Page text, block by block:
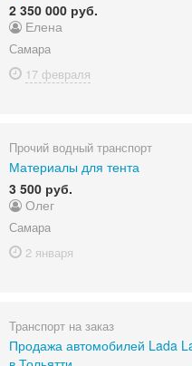
2 350 000 руб.
Елена
Самара
17 февраля
Прочий водный транспорт
Материалы для тента
3 500 руб.
Олег
Самара
2 января
Транспорт на заказ
Продажа автомобилей Lada